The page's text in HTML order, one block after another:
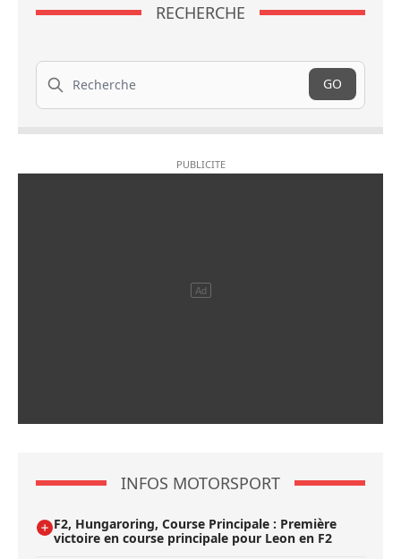
RECHERCHE
Recherche
GO
INFOS MOTORSPORT
F2, Hungaroring, Course Principale : Première
victoire en course principale pour Leon en F2